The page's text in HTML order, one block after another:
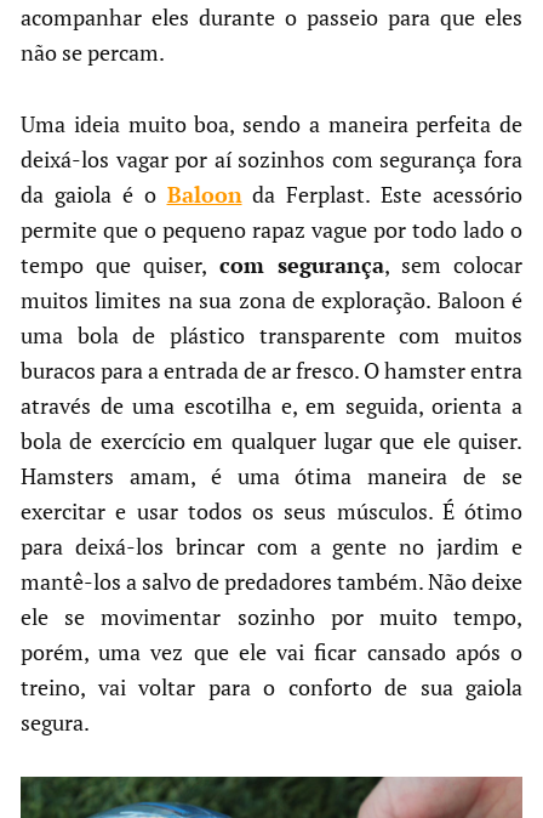
acompanhar eles durante o passeio para que eles
não se percam.
Uma ideia muito boa, sendo a maneira perfeita de
deixá-los vagar por aí sozinhos com segurança fora
da gaiola é o Baloon da Ferplast. Este acessório
permite que o pequeno rapaz vague por todo lado o
tempo que quiser, com segurança, sem colocar
muitos limites na sua zona de exploração. Baloon é
uma bola de plástico transparente com muitos
buracos para a entrada de ar fresco. O hamster entra
através de uma escotilha e, em seguida, orienta a
bola de exercício em qualquer lugar que ele quiser.
Hamsters amam, é uma ótima maneira de se
exercitar e usar todos os seus músculos. É ótimo
para deixá-los brincar com a gente no jardim e
mantê-los a salvo de predadores também. Não deixe
ele se movimentar sozinho por muito tempo,
porém, uma vez que ele vai ficar cansado após o
treino, vai voltar para o conforto de sua gaiola
segura.